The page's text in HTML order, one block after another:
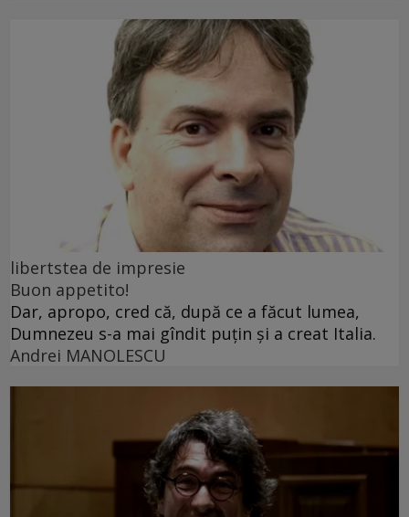
libertstea de impresie
Buon appetito!
Dar, apropo, cred că, după ce a făcut lumea,
Dumnezeu s-a mai gîndit puțin și a creat Italia.
Andrei MANOLESCU